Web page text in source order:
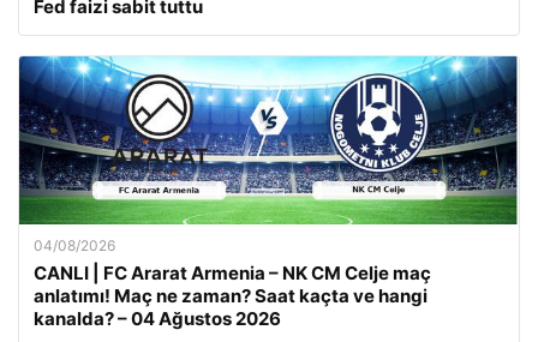
Fed faizi sabit tuttu
04/08/2026
CANLI | FC Ararat Armenia – NK CM Celje maç
anlatımı! Maç ne zaman? Saat kaçta ve hangi
kanalda? – 04 Ağustos 2026